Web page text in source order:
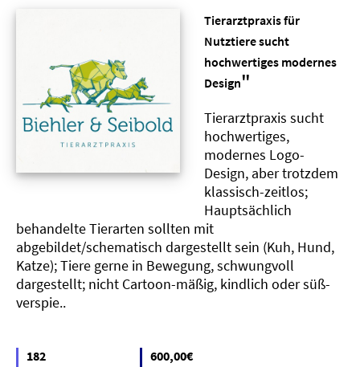
Tierarztpraxis für
Nutztiere sucht
hochwertiges modernes
Design"
Tierarztpraxis sucht
hochwertiges,
modernes Logo-
Design, aber trotzdem
klassisch-zeitlos;
Hauptsächlich
behandelte Tierarten sollten mit
abgebildet/schematisch dargestellt sein (Kuh, Hund,
Katze); Tiere gerne in Bewegung, schwungvoll
dargestellt; nicht Cartoon-mäßig, kindlich oder süß-
verspie..
182
600,00€